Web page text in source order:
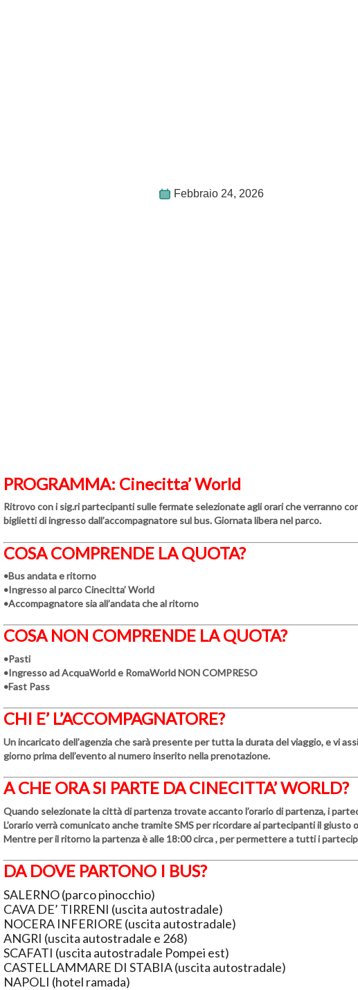
Febbraio 24, 2026
PROGRAMMA: Cinecitta’ World
Ritrovo con i sig.ri partecipanti sulle fermate selezionate agli orari che verranno
biglietti di ingresso dall’accompagnatore sul bus. Giornata libera nel parco.
COSA COMPRENDE LA QUOTA?
•Bus andata e ritorno
•Ingresso al parco Cinecitta’ World
•Accompagnatore sia all’andata che al ritorno
COSA NON COMPRENDE LA QUOTA?
•Pasti
•Ingresso ad AcquaWorld e RomaWorld NON COMPRESO
•Fast Pass
CHI E’ L’ACCOMPAGNATORE?
Un incaricato dell’agenzia che sarà presente per tutta la durata del viaggio, e vi
giorno prima dell’evento al numero inserito nella prenotazione.
A CHE ORA SI PARTE DA CINECITTA’ WORLD?
Quando selezionate la città di partenza trovate accanto l’orario di partenza, i
L’orario verrà comunicato anche tramite SMS per ricordare ai partecipanti il giusto
Mentre per ilritornola partenza è alle 18:00circa , per permettere a tutti i
DA DOVE PARTONO I BUS?
SALERNO (parco pinocchio)
CAVA DE’ TIRRENI (uscita autostradale)
NOCERA INFERIORE (uscita autostradale)
ANGRI (uscita autostradale e 268)
SCAFATI (uscita autostradale Pompei est)
CASTELLAMMARE DI STABIA (uscita autostradale)
NAPOLI (hotel ramada)